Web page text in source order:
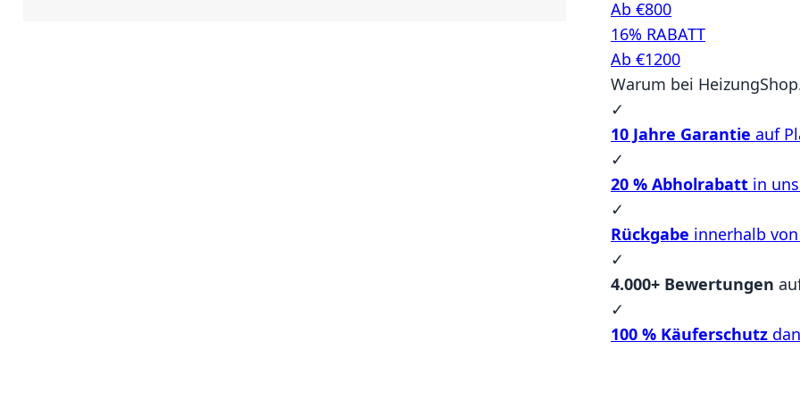
Ab €800
16% RABATT
Ab €1200
Warum bei
✓
10 Jahre Garantie auf
✓
20 % Abholrabatt in
✓
Rückgabe innerhalb
✓
4.000+ Bewertungen
✓
100 % Käuferschutz